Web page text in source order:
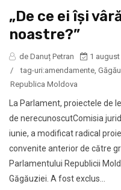
„De ce ei își
noastre?”
de Danuț Petran
1
/
tag-uri:amendamente,
Republica Moldova
La Parlament, proiectele de
de nerecunoscutComisia
iunie, a modificat radical
convenite anterior de către
Parlamentului Republicii
Găgăuziei. A fost exclus...